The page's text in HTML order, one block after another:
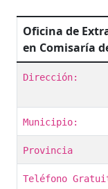
Oficina de
en Comisaría
Dirección:
Municipio:
Provincia
Teléfono